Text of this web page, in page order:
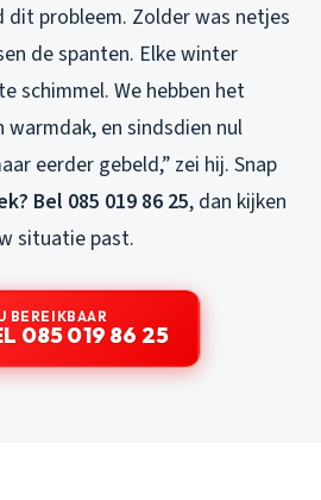
dit probleem. Zolder was netjes
de spanten. Elke winter
schimmel. We hebben het
en sindsdien nul
eerder gebeld,” zei hij. Snap
Bel 085 019 86 25, dan kijken
situatie past.
BEREIKBAAR
085 019 86 25